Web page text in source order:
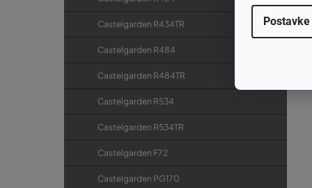
Postavke
Castelgarden R434TR
Castelgarden R484
Castelgarden R484TR
Castelgarden R534
Castelgarden R534TR
Castelgarden F72
Castelgarden PG170